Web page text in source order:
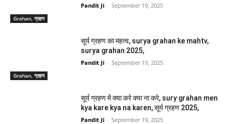
Grahan, ग्रहण
Pandit Ji - September 19, 2025
Grahan, ग्रहण
सूर्य ग्रहण का महत्व, surya grahan ke mahtv,
surya grahan 2025,
Pandit Ji - September 19, 2025
सूर्य ग्रहण में क्या करे क्या ना करे, sury grahan men
kya kare kya na karen, सूर्य ग्रहण 2025,
Pandit Ji - September 19, 2025